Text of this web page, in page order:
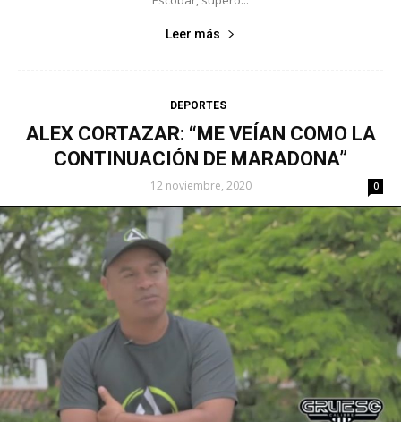
Leer más
DEPORTES
ALEX CORTAZAR: “ME VEÍAN COMO LA
CONTINUACIÓN DE MARADONA”
12 noviembre, 2020 0